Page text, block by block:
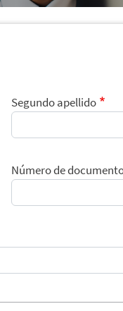
Segundo apellido
Número de